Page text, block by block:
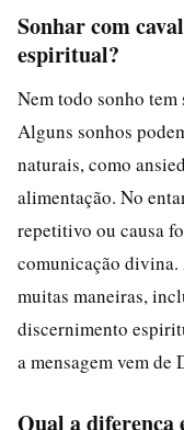
Sonhar com
espiritual?
Nem todo sonho
Alguns sonhos
naturais, como
alimentação. No
repetitivo ou causa
comunicação
muitas maneiras,
discernimento
a mensagem vem de
Qual a diferença